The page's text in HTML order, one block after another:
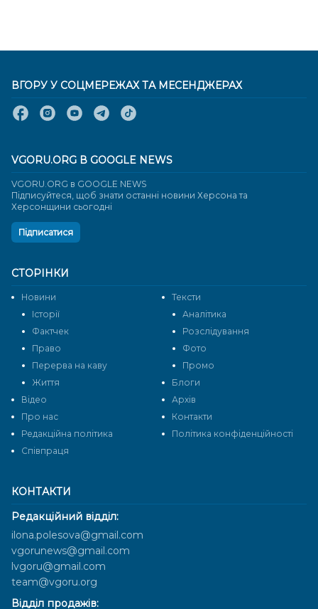
КОНТАКТИ
Редакційний відділ:
ilona.polesova@gmail.com
vgorunews@gmail.com
lvgoru@gmail.com
team@vgoru.org
Відділ продажів:
СТОРІНКИ
Новини
Тексти
Історії
Аналітика
Фактчек
Розслідування
Право
Фото
Перерва на каву
Промо
Життя
Блоги
Відео
Архів
Про нас
Контакти
Редакційна політика
Політика конфіденційності
Cпівпраця
ВГОРУ У СОЦМЕРЕЖАХ ТА МЕСЕНДЖЕРАХ
VGORU.ORG В GOOGLE NEWS
VGORU.ORG в GOOGLE NEWS
Підписуйтеся, щоб знати останні новини Херсона та
Херсонщини сьогодні
Підписатися